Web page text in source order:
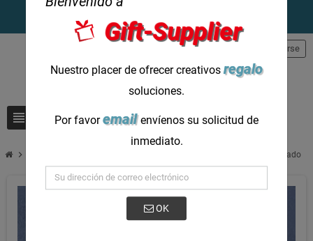
view_headline search
Registrarse
chevron_right Spinner de mano arcoíris personalizado Spinner divertido personalizado
Gift-Supplier
Nuestro placer de ofrecer creativos regalo
soluciones.
Por favoremailenvíenos su solicitud de
inmediato.
OK